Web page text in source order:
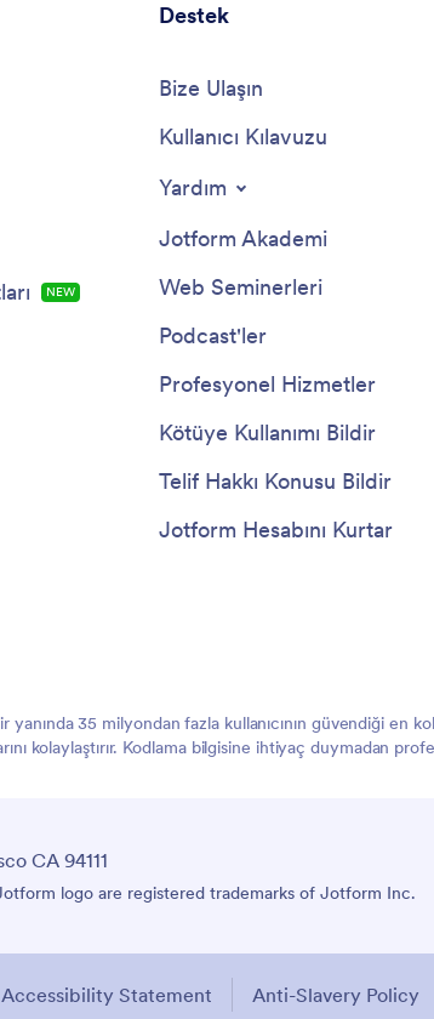
YENİ
Destek
Bize Ulaşın
Kullanıcı Kılavuzu
Yardım
Jotform Akademi
Web Seminerleri
Podcast'ler
Profesyonel Hizmetler
Kötüye Kullanımı Bildir
Telif Hakkı Konusu Bildir
Jotform Hesabını Kurtar
yanında 35 milyondan fazla kullanıcının güvendiği
kolaylaştırır. Kodlama bilgisine ihtiyaç duymadan
CA 94111
Jotform Inc.'nin tescilli ticari markalarıdır.
Erişilebilirlik Beyanı Kölelik Karşıtı Politika